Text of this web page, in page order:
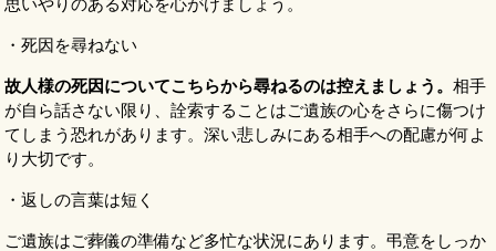
・死因を尋ねない
故人様の死因についてこちらから尋ねるのは控えましょう。相手
が自ら話さない限り、詮索することはご遺族の心をさらに傷つけ
てしまう恐れがあります。深い悲しみにある相手への配慮が何よ
り大切です。
・返しの言葉は短く
ご遺族はご葬儀の準備など多忙な状況にあります。弔意をしっか